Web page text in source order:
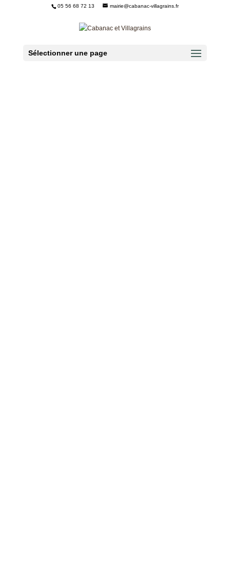
05 56 68 72 13 mairie@cabanac-villagrains.fr
Sélectionner une page